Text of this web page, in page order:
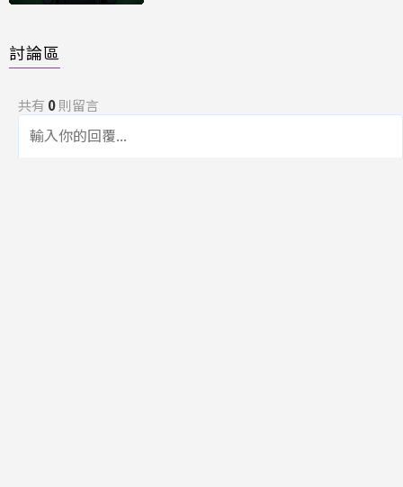
討論區
共有 0則留言